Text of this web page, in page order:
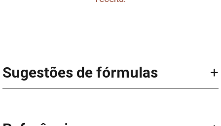
Sugestões de fórmulas